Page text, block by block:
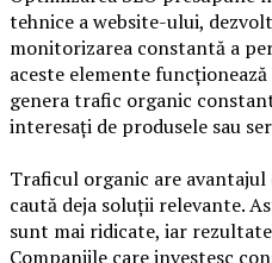
tehnice a website-ului,
monitorizarea constantă a
aceste elemente
genera trafic organic
interesați de produsele sau
Traficul organic are avantajul
caută deja soluții relevante.
sunt mai ridicate, iar
Companiile care investesc